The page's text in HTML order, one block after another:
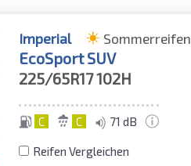
Imperial Sommerreifen
EcoSport SUV
225/65R17102H
C C 71 dB
Reifen Vergleichen